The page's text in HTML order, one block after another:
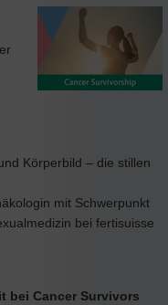
Körperbild – die stillen
mit Schwerpunkt
bei fertisuisse
bei Cancer Survivors